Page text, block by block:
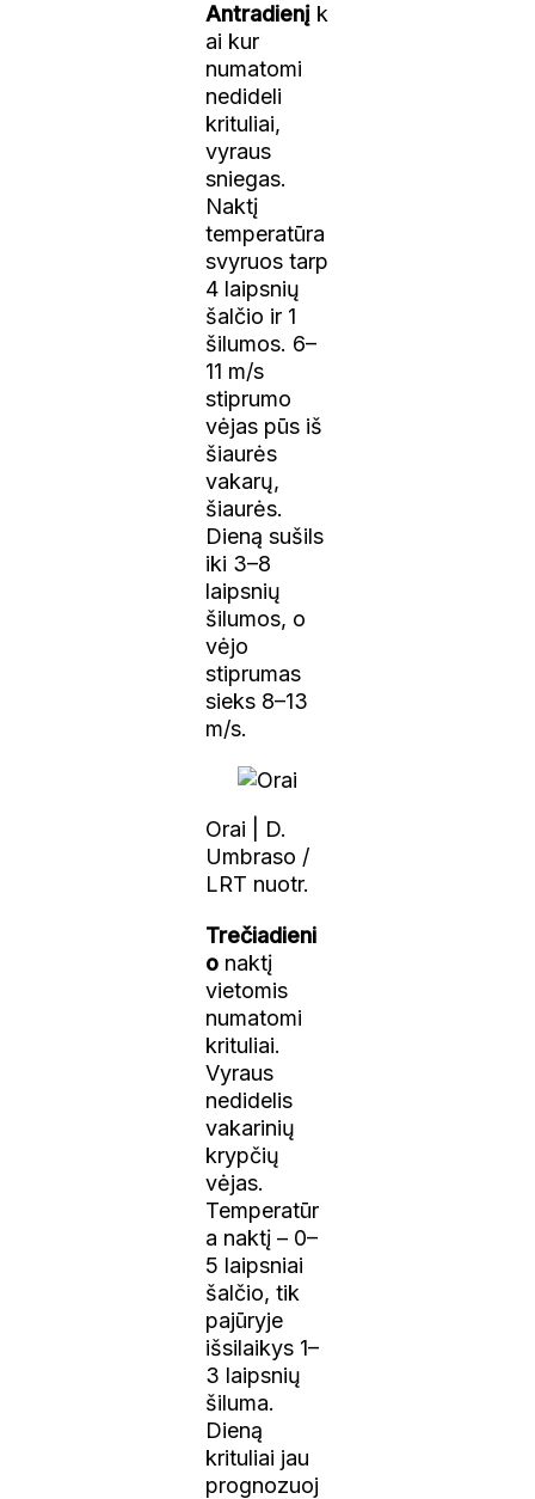
Antradienį k
ai kur
numatomi
nedideli
krituliai,
vyraus
sniegas.
Naktį
temperatūra
svyruos tarp
4 laipsnių
šalčio ir 1
šilumos. 6–
11 m/s
stiprumo
vėjas pūs iš
šiaurės
vakarų,
šiaurės.
Dieną sušils
iki 3–8
laipsnių
šilumos, o
vėjo
stiprumas
sieks 8–13
m/s.
Orai | D.
Umbraso /
LRT nuotr.
Trečiadieni
o naktį
vietomis
numatomi
krituliai.
Vyraus
nedidelis
vakarinių
krypčių
vėjas.
Temperatūr
a naktį – 0–
5 laipsniai
šalčio, tik
pajūryje
išsilaikys 1–
3 laipsnių
šiluma.
Dieną
krituliai jau
prognozuoj